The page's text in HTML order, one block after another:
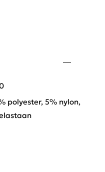
polyester, 5% nylon,